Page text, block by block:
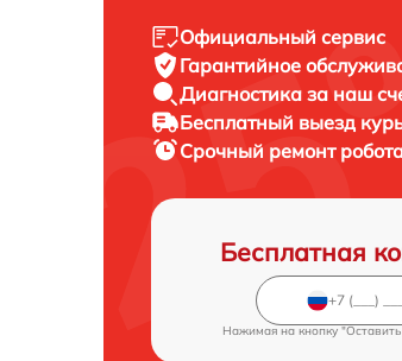
Официальный сервис
Гарантийное
Диагностика за наш
Бесплатный выезд
Срочный ремонт
Бесплатная
Нажимая на кнопку